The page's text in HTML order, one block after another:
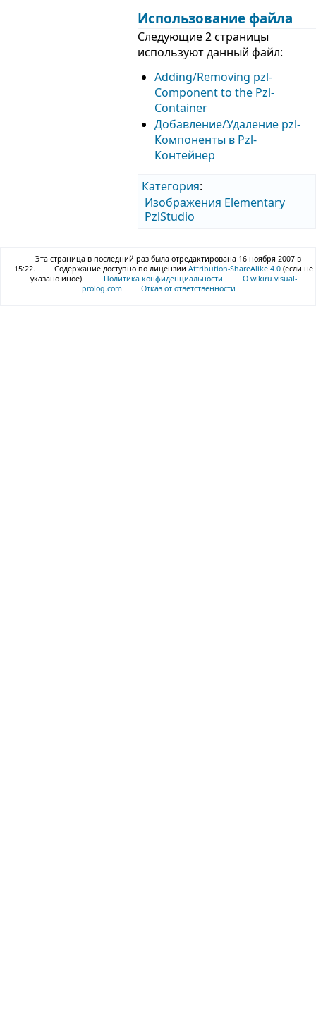
Использование файла
Следующие 2 страницы
используют данный файл:
Adding/Removing pzl-
Component to the Pzl-
Container
Добавление/Удаление pzl-
Компоненты в Pzl-
Контейнер
Категория:
Изображения Elementary
PzlStudio
Эта страница в последний раз была отредактирована 16 ноября 2007 в
15:22.
Содержание доступно по лицензииAttribution-ShareAlike 4.0(если не
указано иное).
Политика конфиденциальности
О wikiru.visual-
prolog.com
Отказ от ответственности